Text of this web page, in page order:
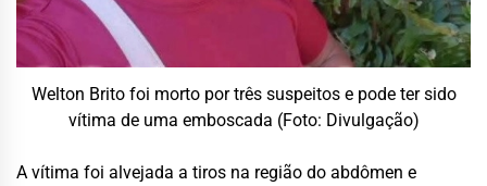
Welton Brito foi morto por três suspeitos e pode ter sido
vítima de uma emboscada (Foto: Divulgação)
A vítima foi alvejada a tiros na região do abdômen e